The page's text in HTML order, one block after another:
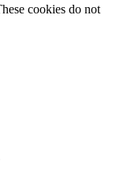
cookies do not